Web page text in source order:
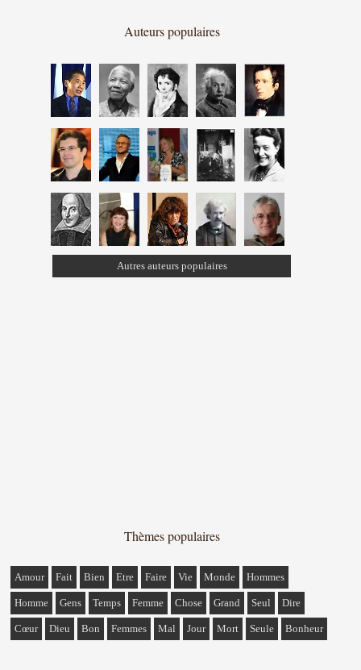
Auteurs populaires
Autres auteurs populaires
Thèmes populaires
Amour Fait Bien Etre Faire Vie Monde Hommes
Homme Gens Temps Femme Chose Grand Seul Dire
Cœur Dieu Bon Femmes Mal Jour Mort Seule Bonheur